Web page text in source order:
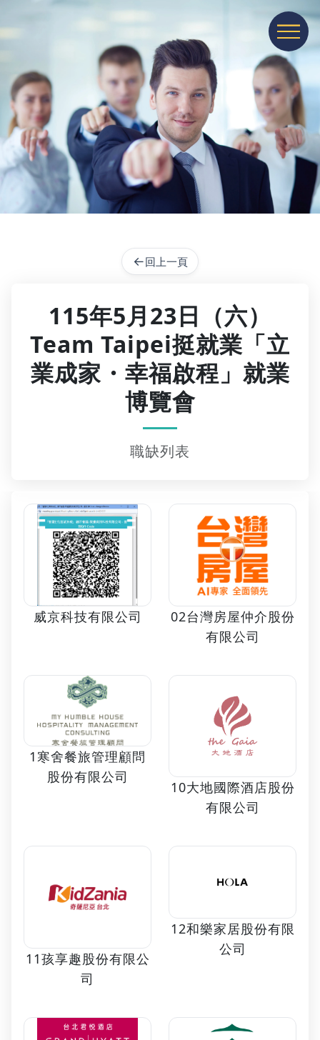
展開或收
←回上一頁
115年5月23日（六）
Team Taipei挺就業「立
業成家・幸福啟程」就業
博覽會
職缺列表
威京科技有限公司
02台灣房屋仲介股份
有限公司
1寒舍餐旅管理顧問
股份有限公司
10大地國際酒店股份
有限公司
11孩享趣股份有限公
司
12和樂家居股份有限
公司